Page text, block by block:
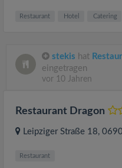
Restaurant Hotel Catering
stekis hat
eingetragen
vor 10 Jahren
Restaurant Dragon
Leipziger Straße 18,
Restaurant